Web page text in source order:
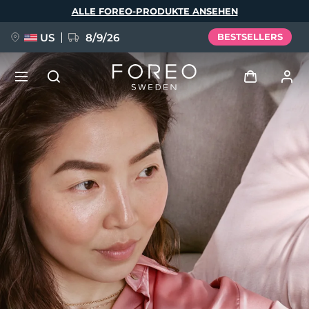
ALLE FOREO-PRODUKTE ANSEHEN
US 8/9/26 BESTSELLERS
Anmelden
Benutzerkonto
Meine Geräte
Meine Bestellungen
Meine Adressen
Meine Abonnements
NEU
FAQ™ Pure Beauty-Tech Elixir
BREAKING NEWS
issa™ Teeth Whitening Set
Sprache
English Deutsch
Español
Français
Italiano
Português
Polski
Svenska
Русский
Türkçe
简体中文 繁體中文